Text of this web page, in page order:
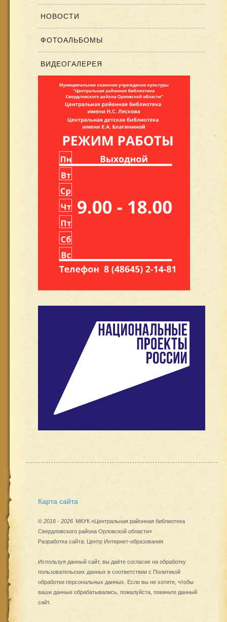
НОВОСТИ
ФОТОАЛЬБОМЫ
ВИДЕОГАЛЕРЕЯ
Карта сайта
© 2016 - 2026 МКУК «Центральная районная библиотека
Свердловского района Орловской области»
Разработка сайта: Центр Интернет-образования
Используя данный сайт, вы даёте согласие на обработку
пользовательских данных в соответствии с Политикой
обработки персональных данных . Если вы не хотите, чтобы
ваши данные обрабатывались, пожалуйста, покиньте данный
сайт.